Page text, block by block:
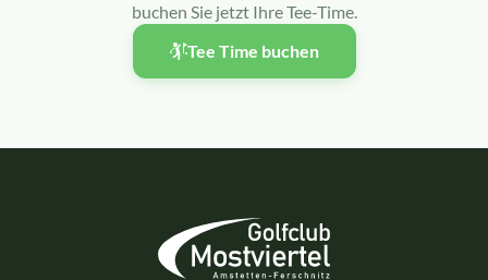
buchen Sie jetzt Ihre Tee-Time.
Tee Time buchen